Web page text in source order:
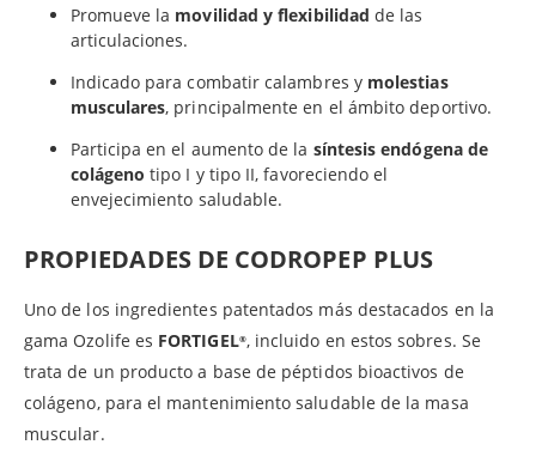
Promueve la movilidad y flexibilidad de las
articulaciones.
Indicado para combatir calambres y molestias
musculares, principalmente en el ámbito deportivo.
Participa en el aumento de la síntesis endógena de
colágeno tipo I y tipo II, favoreciendo el
envejecimiento saludable.
PROPIEDADES DE CODROPEP PLUS
Uno de los ingredientes patentados más destacados en la
gama Ozolife es FORTIGEL®, incluido en estos sobres. Se
trata de un producto a base de péptidos bioactivos de
colágeno, para el mantenimiento saludable de la masa
muscular.